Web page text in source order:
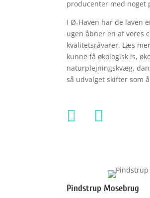
producenter med noget
I Ø-Haven har de laven
ugen åbner en af vores
kvalitetsråvarer. Læs
kunne få økologisk is,
naturplejningskvæg,
så udvalget skifter som
 
Pindstrup Mosebrug